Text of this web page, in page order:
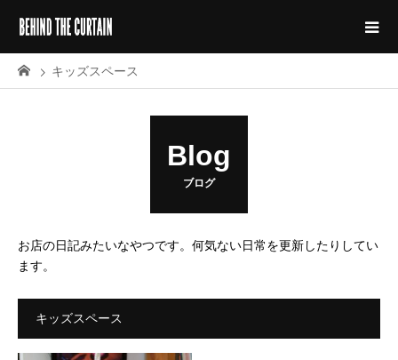
キッズスペース
Blog
ブログ
お店の日記みたいなやつです。何気ない日常を更新したりしてい
ます。
キッズスペース